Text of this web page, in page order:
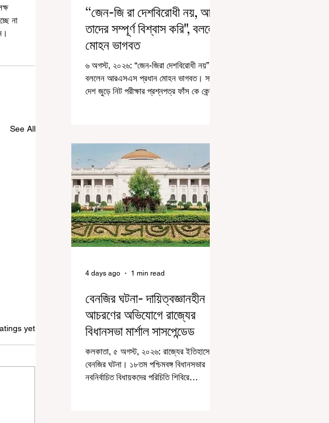
না
See All
yet
“জেন-জি রা দেশবিরোধী নয়, আমি
তাদের সম্পূর্ণ বিশ্বাস করি", বললেন
মোহন ভাগবত
৬ অগস্ট, ২০২৬: “জেন-জিরা দেশবিরোধী নয়”।
বললেন আরএসএস প্রধান মোহন ভাগবত। সারা
দেশ জুড়ে নিট পরীক্ষার প্রশ্নপত্র ফাঁস কে কেন্দ্র
আন্দোলনকারীরা দেশ বিরোধী কার্যকলাপের সঙ্গে
জড়িত এবং টাকা নিয়ে আন্দোলনে নেমেছে, সেটাই
ছিল মূল প্রতিপাদ্য সেই সব মানুষদের। কিন্তু
যেই সরকারের বিরুদ্ধে আন্দোলন, সেই সরকার
শিক্ষামন্ত্রীর পদত্যাগ করানোর পাশাপাশি ছাত্রদের
বাকি দাবিগুলিও ম
বেনজির ঘটনা- দায়িত্বজ্ঞানহীন
আচরণের অভিযোগে রাজ্যের
বিধানসভা মার্শাল সাসপেন্ডেড
কলকাতা, ৫ অগস্ট, ২০২৬: রাজ্যের ইতিহাসে
বেনজির ঘটনা। ১৮তম পশ্চিমবঙ্গ বিধানসভার
নবনির্বাচিত বিধায়কদের পরিচিতি শিবিরে
4 days ago 1 min read